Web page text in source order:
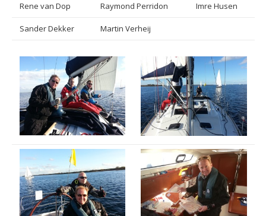
Rene van Dop Raymond Perridon Imre Husen
Sander Dekker Martin Verheij